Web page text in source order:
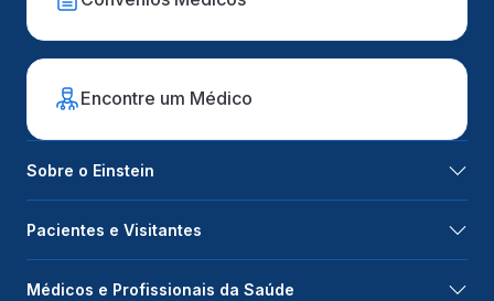
Encontre um Médico
Sobre o Einstein
Pacientes e Visitantes
Médicos e Profissionais da Saúde